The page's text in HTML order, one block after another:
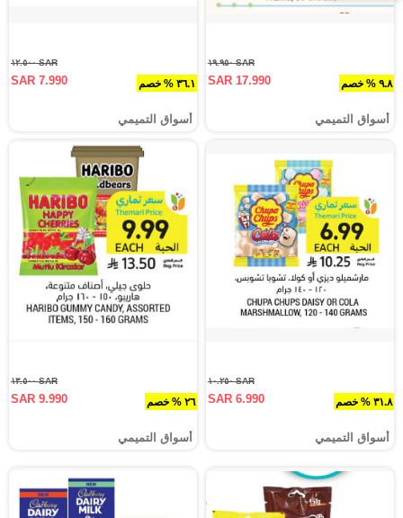
٩.٨ % خصم
SAR ١٩.٩٥٠
SAR 17.990
أسواق التميمي
٣٦.١ % خصم
SAR ١٢.٥٠٠
SAR 7.990
أسواق التميمي
٣١.٨ % خصم
SAR ١٠.٢٥٠
SAR 6.990
أسواق التميمي
٢٦ % خصم
SAR ١٣.٥٠٠
SAR 9.990
أسواق التميمي